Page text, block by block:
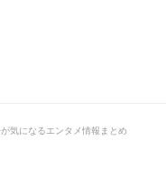
気になるエンタメ情報まとめ